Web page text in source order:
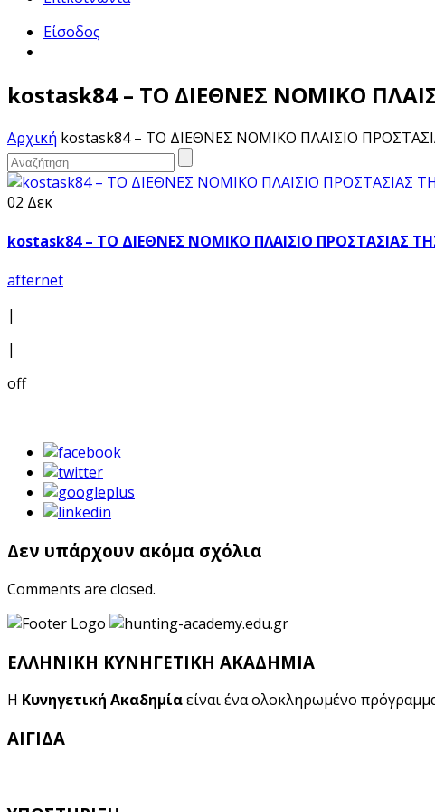
Είσοδος
kostask84 – ΤΟ ΔΙΕΘΝΕΣ ΝΟΜΙΚΟ
Αρχική kostask84 – ΤΟ ΔΙΕΘΝΕΣ ΝΟΜΙΚΟ ΠΛΑΙΣΙΟ
02 Δεκ
kostask84 – ΤΟ ΔΙΕΘΝΕΣ ΝΟΜΙΚΟ ΠΛΑΙΣΙΟ ΠΡΟΣΤΑΣΙΑΣ
afternet
|
|
off
Δεν υπάρχουν ακόμα σχόλια
Comments are closed.
ΕΛΛΗΝΙΚΗ ΚΥΝΗΓΕΤΙΚΗ ΑΚΑΔΗΜΙΑ
Η Κυνηγετική Ακαδημίαείναι ένα ολοκληρωμένο
ΑΙΓΙΔΑ